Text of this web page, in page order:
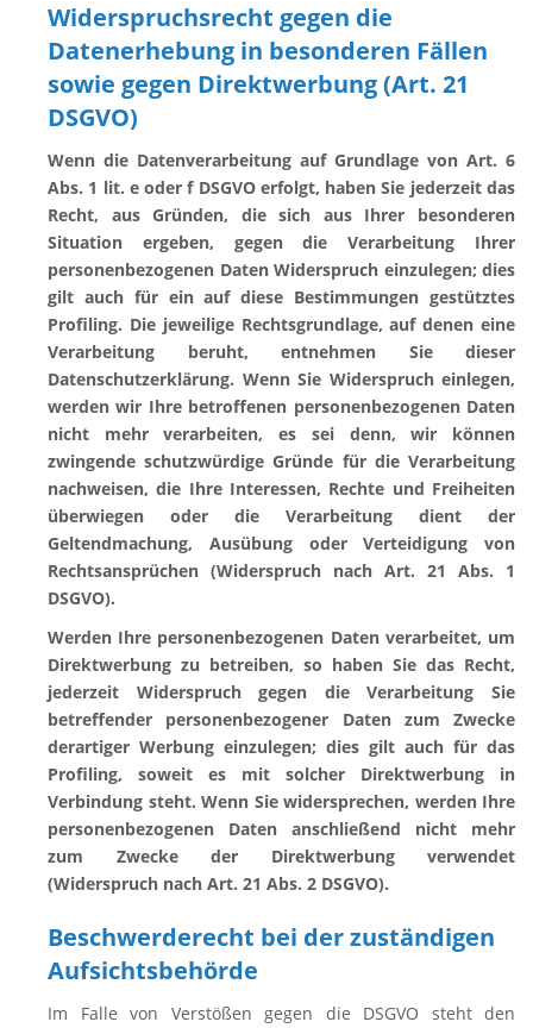
Widerspruchsrecht gegen die
Datenerhebung in besonderen Fällen
sowie gegen Direktwerbung (Art. 21
DSGVO)
Wenn die Datenverarbeitung auf Grundlage von Art. 6
Abs. 1 lit. e oder f DSGVO erfolgt, haben Sie jederzeit das
Recht, aus Gründen, die sich aus Ihrer besonderen
Situation ergeben, gegen die Verarbeitung Ihrer
personenbezogenen Daten Widerspruch einzulegen; dies
gilt auch für ein auf diese Bestimmungen gestütztes
Profiling. Die jeweilige Rechtsgrundlage, auf denen eine
Verarbeitung beruht, entnehmen Sie dieser
Datenschutzerklärung. Wenn Sie Widerspruch einlegen,
werden wir Ihre betroffenen personenbezogenen Daten
nicht mehr verarbeiten, es sei denn, wir können
zwingende schutzwürdige Gründe für die Verarbeitung
nachweisen, die Ihre Interessen, Rechte und Freiheiten
überwiegen oder die Verarbeitung dient der
Geltendmachung, Ausübung oder Verteidigung von
Rechtsansprüchen (Widerspruch nach Art. 21 Abs. 1
DSGVO).
Werden Ihre personenbezogenen Daten verarbeitet, um
Direktwerbung zu betreiben, so haben Sie das Recht,
jederzeit Widerspruch gegen die Verarbeitung Sie
betreffender personenbezogener Daten zum Zwecke
derartiger Werbung einzulegen; dies gilt auch für das
Profiling, soweit es mit solcher Direktwerbung in
Verbindung steht. Wenn Sie widersprechen, werden Ihre
personenbezogenen Daten anschließend nicht mehr
zum Zwecke der Direktwerbung verwendet
(Widerspruch nach Art. 21 Abs. 2 DSGVO).
Beschwerderecht bei der zuständigen
Aufsichtsbehörde
Im Falle von Verstößen gegen die DSGVO steht den